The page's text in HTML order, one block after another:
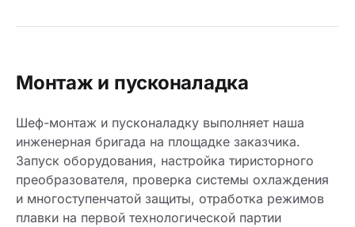
Монтаж и пусконаладка
Шеф-монтаж и пусконаладку выполняет наша
инженерная бригада на площадке заказчика.
Запуск оборудования, настройка тиристорного
преобразователя, проверка системы охлаждения
и многоступенчатой защиты, отработка режимов
плавки на первой технологической партии